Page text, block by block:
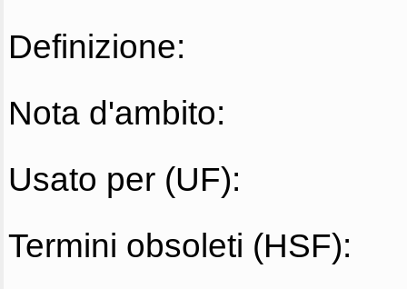
Definizione:
Nota d'ambito:
Usato per (UF):
Termini obsoleti (HSF):